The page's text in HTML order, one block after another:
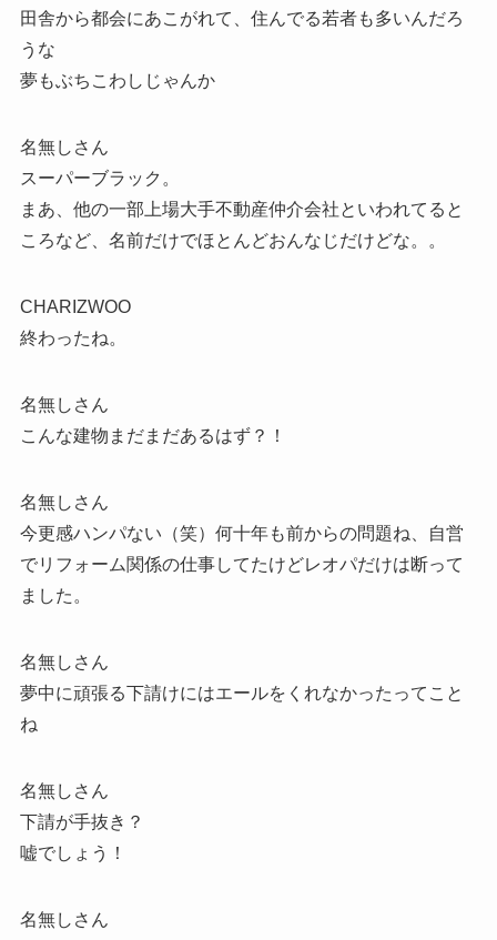
田舎から都会にあこがれて、住んでる若者も多いんだろ
うな
夢もぶちこわしじゃんか
名無しさん
スーパーブラック。
まあ、他の一部上場大手不動産仲介会社といわれてると
ころなど、名前だけでほとんどおんなじだけどな。。
CHARIZWOO
終わったね。
名無しさん
こんな建物まだまだあるはず？！
名無しさん
今更感ハンパない（笑）何十年も前からの問題ね、自営
でリフォーム関係の仕事してたけどレオパだけは断って
ました。
名無しさん
夢中に頑張る下請けにはエールをくれなかったってこと
ね
名無しさん
下請が手抜き？
嘘でしょう！
名無しさん